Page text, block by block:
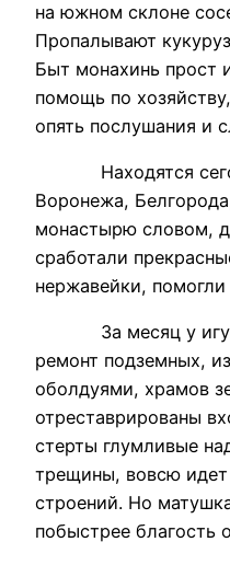
на южном склоне
Пропалывают
Быт монахинь прост
помощь по
опять послушания и
Находятся
Воронежа,
монастырю словом,
сработали
нержавейки,
За месяц у
ремонт подземных,
оболдуями, храмов
отреставрированы
стерты глумливые
трещины, вовсю
строений. Но
побыстрее благость